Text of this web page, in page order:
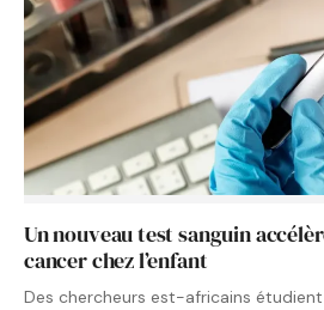
Un nouveau test sanguin
cancer chez l’enfant
Des chercheurs est-africains